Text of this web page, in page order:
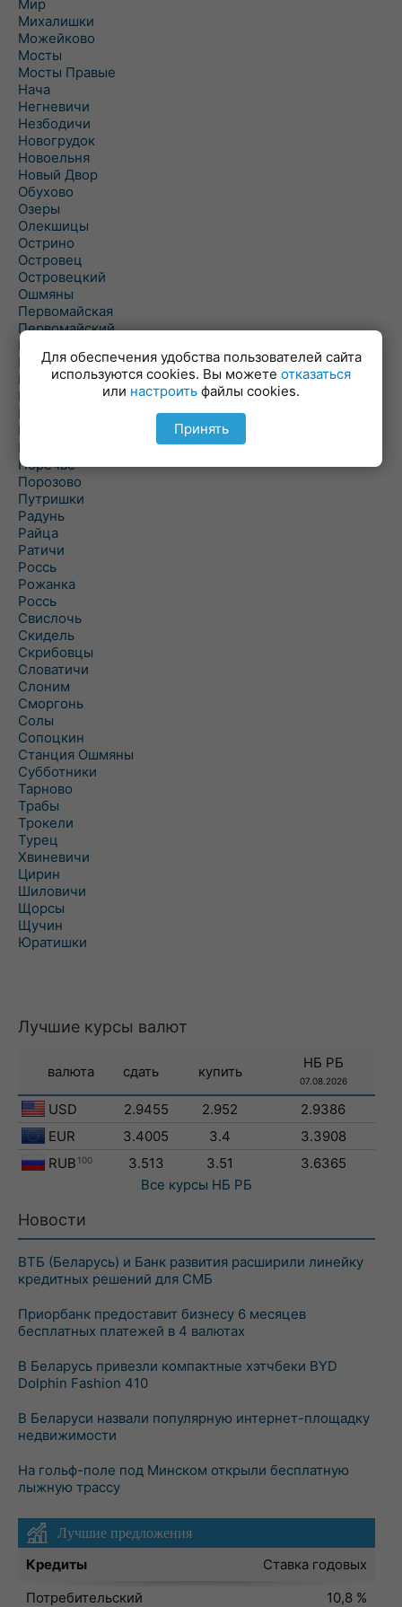
Мир
Михалишки
Можейково
Мосты
Мосты Правые
Нача
Негневичи
Незбодичи
Новогрудок
Новоельня
Новый Двор
Обухово
Озеры
Олекшицы
Острино
Островец
Островецкий
Ошмяны
Первомайская
Первомайский
Пески
Петревичи
Погородно
Пограничный
Подлабенье
Подольцы
Подороск
Поречье
Порозово
Путришки
Радунь
Райца
Ратичи
Роcсь
Рожанка
Россь
Свислочь
Скидель
Скрибовцы
Словатичи
Слоним
Сморгонь
Солы
Сопоцкин
Станция Ошмяны
Субботники
Тарново
Трабы
Трокели
Турец
Хвиневичи
Цирин
Шиловичи
Щорсы
Щучин
Юратишки
Лучшие курсы валют
валюта сдать купить
НБ РБ
07.08.2026
USD 2.9455 2.952
2.9386
EUR
3.4005 3.4
3.3908
RUB 100 3.513 3.51
3.6365
Все курсы НБ РБ
Новости
ВТБ (Беларусь) и Банк развития расширили линейку
кредитных решений для СМБ
Приорбанк предоставит бизнесу 6 месяцев
бесплатных платежей в 4 валютах
В Беларусь привезли компактные хэтчбеки BYD
Dolphin Fashion 410
В Беларуси назвали популярную интернет-площадку
недвижимости
На гольф-поле под Минском открыли бесплатную
лыжную трассу
Лучшие предложения
Кредиты
Ставка годовых
Потребительский
10,8 %
Для обеспечения удобства пользователей сайта
используются cookies. Вы можете отказаться
или настроить файлы cookies.
Принять